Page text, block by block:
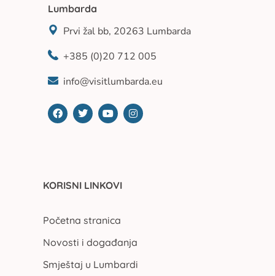
Lumbarda
Prvi žal bb, 20263 Lumbarda
+385 (0)20 712 005
info@visitlumbarda.eu
KORISNI LINKOVI
Početna stranica
Novosti i događanja
Smještaj u Lumbardi